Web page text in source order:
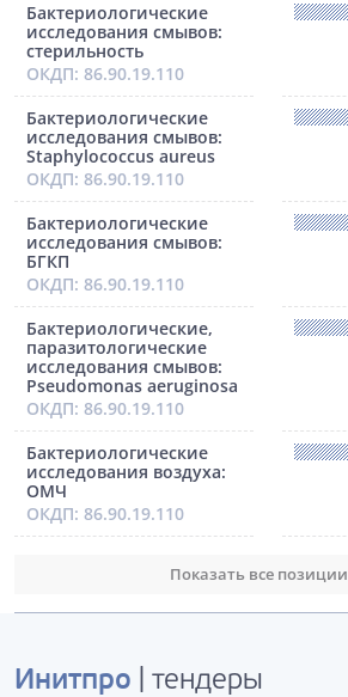
Бактериологические
исследования смывов:
стерильность
ОКДП: 86.90.19.110
Бактериологические
исследования смывов:
Staphylococcus aureus
ОКДП: 86.90.19.110
Бактериологические
исследования смывов:
БГКП
ОКДП: 86.90.19.110
Бактериологические,
паразитологические
исследования смывов:
Pseudomonas aeruginosa
ОКДП: 86.90.19.110
Бактериологические
исследования воздуха:
ОМЧ
ОКДП: 86.90.19.110
Показать все позиции
Инитпро | тендеры